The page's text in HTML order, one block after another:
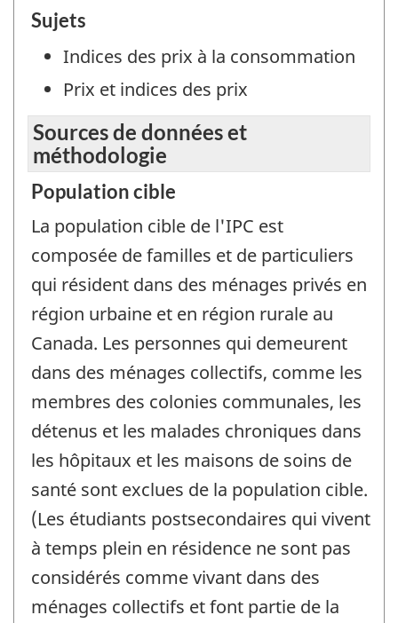
Sujets
Indices des prix à la consommation
Prix et indices des prix
Sources de données et
méthodologie
Population cible
La population cible de l'IPC est
composée de familles et de particuliers
qui résident dans des ménages privés en
région urbaine et en région rurale au
Canada. Les personnes qui demeurent
dans des ménages collectifs, comme les
membres des colonies communales, les
détenus et les malades chroniques dans
les hôpitaux et les maisons de soins de
santé sont exclues de la population cible.
(Les étudiants postsecondaires qui vivent
à temps plein en résidence ne sont pas
considérés comme vivant dans des
ménages collectifs et font partie de la